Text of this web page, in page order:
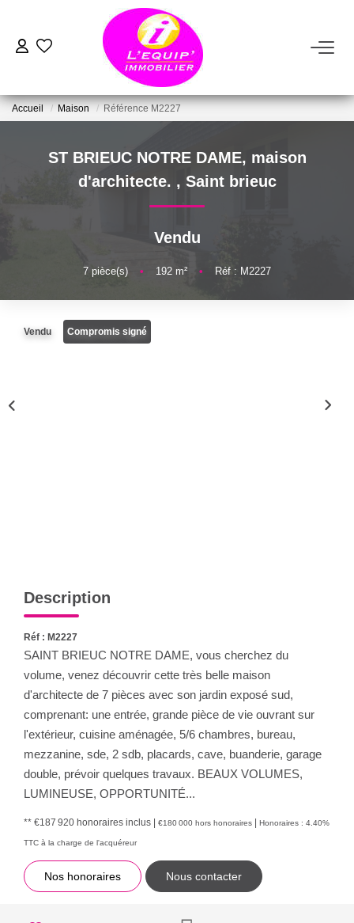
ACHETER
ESTIMER
FAIRE GÉRER
NOTRE AGENCE
Accueil Maison Référence M2227
ST BRIEUC NOTRE DAME, maison
d'architecte. , Saint brieuc
Vendu
7 pièce(s) • 192 m² • Réf : M2227
Vendu Compromis signé
Description
Réf : M2227
SAINT BRIEUC NOTRE DAME, vous cherchez du
volume, venez découvrir cette très belle maison
d'architecte de 7 pièces avec son jardin exposé sud,
comprenant: une entrée, grande pièce de vie ouvrant sur
l'extérieur, cuisine aménagée, 5/6 chambres, bureau,
mezzanine, sde, 2 sdb, placards, cave, buanderie, garage
double, prévoir quelques travaux. BEAUX VOLUMES,
LUMINEUSE, OPPORTUNITÉ...
** €187 920 honoraires inclus | €180 000 hors honoraires | Honoraires : 4.40%
TTC à la charge de l'acquéreur
Nos honoraires Nous contacter